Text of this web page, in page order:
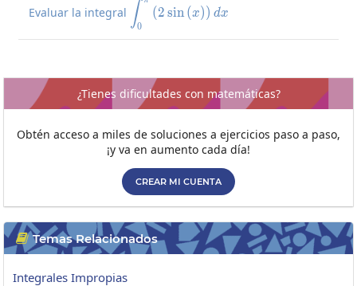
Evaluar la integral ∫0
(2 sin(x) ) dx
¿Tienes dificultades con matemáticas?
Obtén acceso a miles de soluciones a ejercicios paso a paso,
¡y va en aumento cada día!
CREAR MI CUENTA
 Temas Relacionados
Integrales Impropias